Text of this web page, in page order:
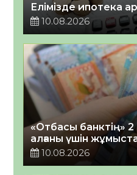
Елімізде ипотека
10.08.2026
«Отбасы банктің»
алғаны үшін
10.08.2026